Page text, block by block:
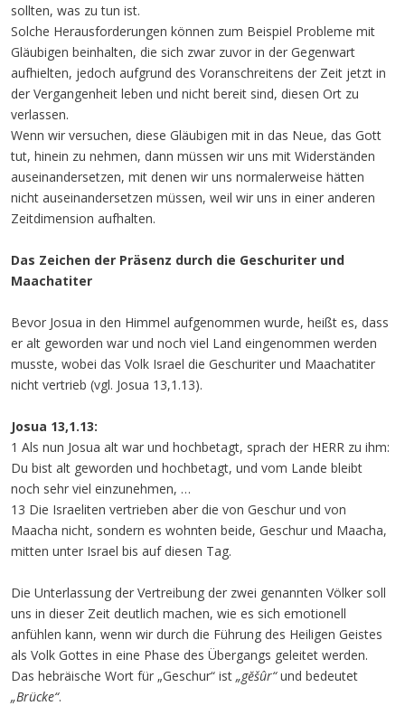
sollten, was zu tun ist.
Solche Herausforderungen können zum Beispiel Probleme mit
Gläubigen beinhalten, die sich zwar zuvor in der Gegenwart
aufhielten, jedoch aufgrund des Voranschreitens der Zeit jetzt in
der Vergangenheit leben und nicht bereit sind, diesen Ort zu
verlassen.
Wenn wir versuchen, diese Gläubigen mit in das Neue, das Gott
tut, hinein zu nehmen, dann müssen wir uns mit Widerständen
auseinandersetzen, mit denen wir uns normalerweise hätten
nicht auseinandersetzen müssen, weil wir uns in einer anderen
Zeitdimension aufhalten.
Das Zeichen der Präsenz durch die Geschuriter und
Maachatiter
Bevor Josua in den Himmel aufgenommen wurde, heißt es, dass
er alt geworden war und noch viel Land eingenommen werden
musste, wobei das Volk Israel die Geschuriter und Maachatiter
nicht vertrieb (vgl. Josua 13,1.13).
Josua 13,1.13:
1 Als nun Josua alt war und hochbetagt, sprach der HERR zu ihm:
Du bist alt geworden und hochbetagt, und vom Lande bleibt
noch sehr viel einzunehmen, …
13 Die Israeliten vertrieben aber die von Geschur und von
Maacha nicht, sondern es wohnten beide, Geschur und Maacha,
mitten unter Israel bis auf diesen Tag.
Die Unterlassung der Vertreibung der zwei genannten Völker soll
uns in dieser Zeit deutlich machen, wie es sich emotionell
anfühlen kann, wenn wir durch die Führung des Heiligen Geistes
als Volk Gottes in eine Phase des Übergangs geleitet werden.
Das hebräische Wort für „Geschur“ ist „gĕšûr“und bedeutet
„Brücke“.